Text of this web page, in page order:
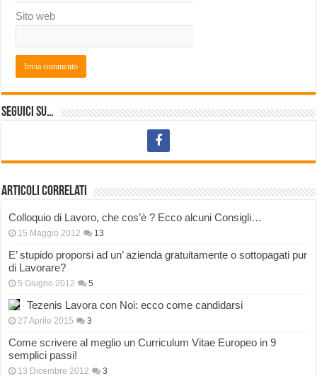
Sito web
Seguici su…
Articoli correlati
Colloquio di Lavoro, che cos’è ? Ecco alcuni Consigli…
15 Maggio 2012 13
E’ stupido proporsi ad un’ azienda gratuitamente o sottopagati pur
di Lavorare?
5 Giugno 2012 5
Tezenis Lavora con Noi: ecco come candidarsi
27 Aprile 2015 3
Come scrivere al meglio un Curriculum Vitae Europeo in 9
semplici passi!
13 Dicembre 2012 3